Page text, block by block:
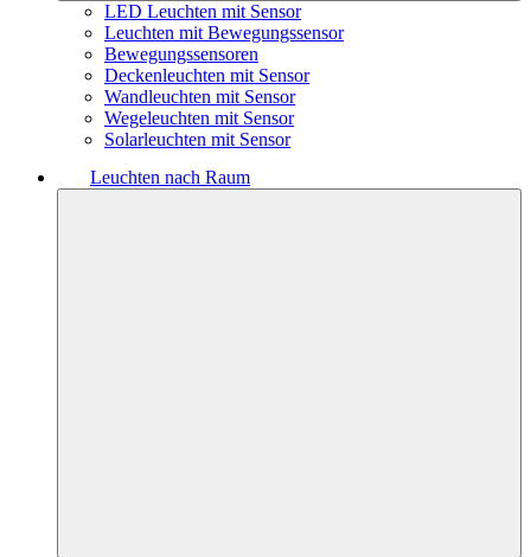
LED Leuchten mit Sensor
Leuchten mit Bewegungssensor
Bewegungssensoren
Deckenleuchten mit Sensor
Wandleuchten mit Sensor
Wegeleuchten mit Sensor
Solarleuchten mit Sensor
Leuchten nach Raum